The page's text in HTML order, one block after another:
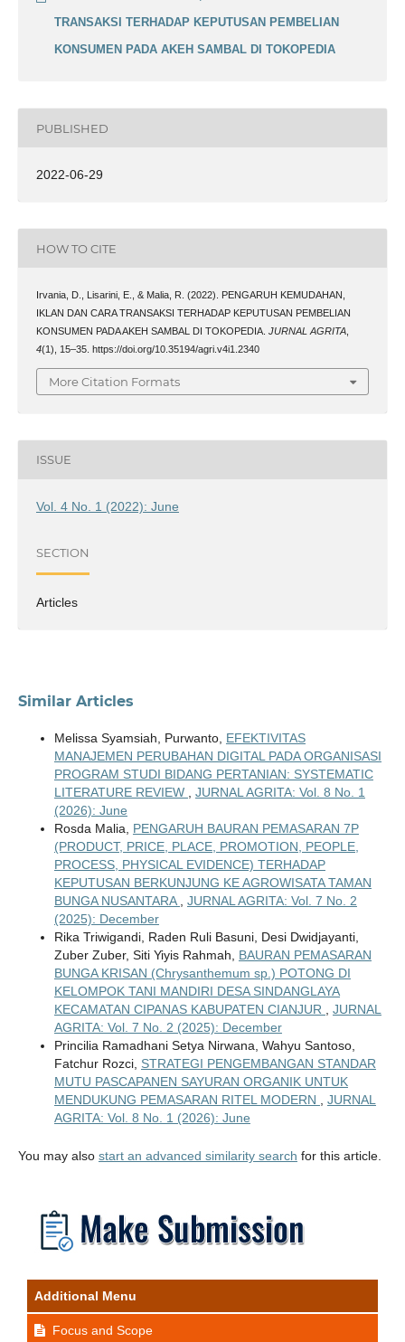
TRANSAKSI TERHADAP KEPUTUSAN PEMBELIAN
KONSUMEN PADA AKEH SAMBAL DI TOKOPEDIA
PUBLISHED
2022-06-29
HOW TO CITE
Irvania, D., Lisarini, E., & Malia, R. (2022). PENGARUH KEMUDAHAN,
IKLAN DAN CARA TRANSAKSI TERHADAP KEPUTUSAN PEMBELIAN
KONSUMEN PADA AKEH SAMBAL DI TOKOPEDIA. JURNAL AGRITA,
4(1), 15–35. https://doi.org/10.35194/agri.v4i1.2340
More Citation Formats
ISSUE
Vol. 4 No. 1 (2022): June
SECTION
Articles
Similar Articles
Melissa Syamsiah, Purwanto, EFEKTIVITAS
MANAJEMEN PERUBAHAN DIGITAL PADA ORGANISASI
PROGRAM STUDI BIDANG PERTANIAN: SYSTEMATIC
LITERATURE REVIEW
JURNAL AGRITA: Vol. 8 No. 1
(2026): June
Rosda Malia, PENGARUH BAURAN PEMASARAN 7P
(PRODUCT, PRICE, PLACE, PROMOTION, PEOPLE,
PROCESS, PHYSICAL EVIDENCE) TERHADAP
KEPUTUSAN BERKUNJUNG KE AGROWISATA TAMAN
BUNGA NUSANTARA
JURNAL AGRITA: Vol. 7 No. 2
(2025): December
Rika Triwigandi, Raden Ruli Basuni, Desi Dwidjayanti,
Zuber Zuber, Siti Yiyis Rahmah, BAURAN PEMASARAN
BUNGA KRISAN (Chrysanthemum sp.) POTONG DI
KELOMPOK TANI MANDIRI DESA SINDANGLAYA
KECAMATAN CIPANAS KABUPATEN CIANJUR
JURNAL
AGRITA: Vol. 7 No. 2 (2025): December
Princilia Ramadhani Setya Nirwana, Wahyu Santoso,
Fatchur Rozci, STRATEGI PENGEMBANGAN STANDAR
MUTU PASCAPANEN SAYURAN ORGANIK UNTUK
MENDUKUNG PEMASARAN RITEL MODERN
JURNAL
AGRITA: Vol. 8 No. 1 (2026): June
You may also start an advanced similarity search for this article.
Additional Menu
Focus and Scope